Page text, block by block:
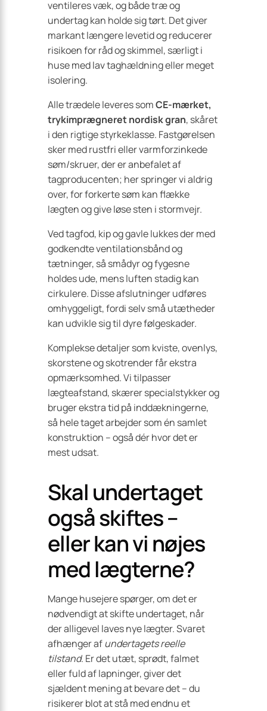
ventileres væk, og både træ og
undertag kan holde sig tørt. Det giver
markant længere levetid og reducerer
risikoen for råd og skimmel, særligt i
huse med lav taghældning eller meget
isolering.
Alle trædele leveres somCE-mærket,
trykimprægneret nordisk gran, skåret
i den rigtige styrkeklasse. Fastgørelsen
sker med rustfri eller varmforzinkede
søm/skruer, der er anbefalet af
tagproducenten; her springer vi aldrig
over, for forkerte søm kan flække
lægten og give løse sten i stormvejr.
Ved tagfod, kip og gavle lukkes der med
godkendte ventilationsbånd og
tætninger, så smådyr og fygesne
holdes ude, mens luften stadig kan
cirkulere. Disse afslutninger udføres
omhyggeligt, fordi selv små utætheder
kan udvikle sig til dyre følgeskader.
Komplekse detaljer som kviste, ovenlys,
skorstene og skotrender får ekstra
opmærksomhed. Vi tilpasser
lægteafstand, skærer specialstykker og
bruger ekstra tid på inddækningerne,
så hele taget arbejder som én samlet
konstruktion – også dér hvor det er
mest udsat.
Skal undertaget
også skiftes –
eller kan vi nøjes
med lægterne?
Mange husejere spørger, om det er
nødvendigt at skifte undertaget, når
der alligevel laves nye lægter. Svaret
afhænger afundertagets reelle
tilstand. Er det utæt, sprødt, falmet
eller fuld af lapninger, giver det
sjældent mening at bevare det – du
risikerer blot at stå med endnu et